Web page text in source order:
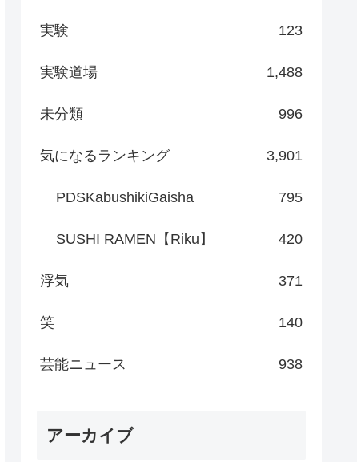
実験 123
実験道場 1,488
未分類 996
気になるランキング 3,901
PDSKabushikiGaisha 795
SUSHI RAMEN【Riku】 420
浮気 371
笑 140
芸能ニュース 938
アーカイブ